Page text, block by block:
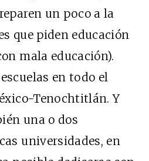
un poco a la
que piden educación
mala educación).
en todo el
Tenochtitlán. Y
una o dos
universidades, en